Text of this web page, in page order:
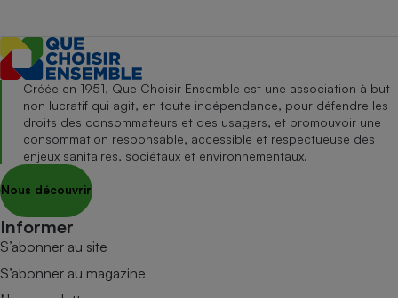
Créée en 1951, Que Choisir Ensemble est une association à but
non lucratif qui agit, en toute indépendance, pour défendre les
droits des consommateurs et des usagers, et promouvoir une
consommation responsable, accessible et respectueuse des
enjeux sanitaires, sociétaux et environnementaux.
Nous découvrir
Informer
S’abonner au site
S’abonner au magazine